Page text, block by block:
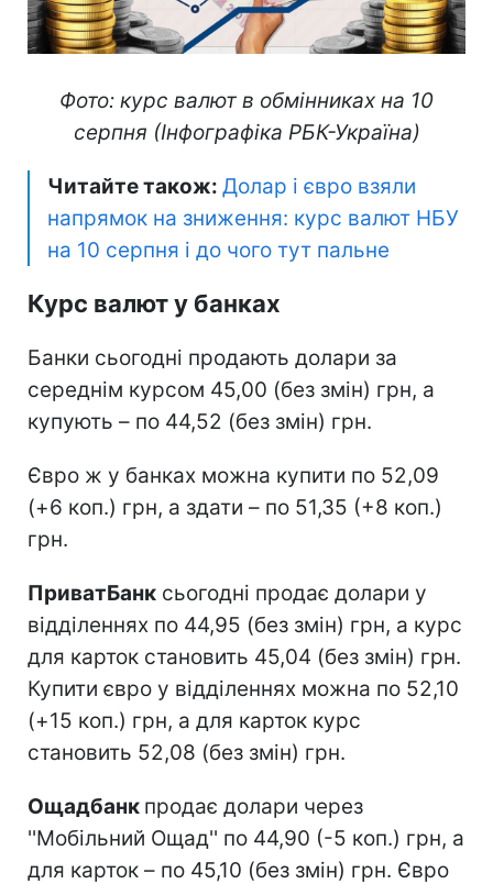
Фото: курс валют в обмінниках на 10
серпня (Інфографіка РБК-Україна)
Читайте також: Долар і євро взяли
напрямок на зниження: курс валют НБУ
на 10 серпня і до чого тут пальне
Курс валют у банках
Банки сьогодні продають долари за
середнім курсом 45,00 (без змін) грн, а
купують – по 44,52 (без змін) грн.
Євро ж у банках можна купити по 52,09
(+6 коп.) грн, а здати – по 51,35 (+8 коп.)
грн.
ПриватБанк сьогодні продає долари у
відділеннях по 44,95 (без змін) грн, а курс
для карток становить 45,04 (без змін) грн.
Купити євро у відділеннях можна по 52,10
(+15 коп.) грн, а для карток курс
становить 52,08 (без змін) грн.
Ощадбанк продає долари через
''Мобільний Ощад'' по 44,90 (-5 коп.) грн, а
для карток – по 45,10 (без змін) грн. Євро